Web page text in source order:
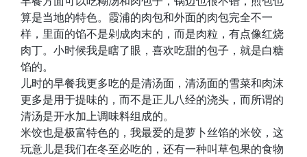
算是当地的特色。霞浦的肉包和外面的肉包完全不一
样，里面的馅不是剁成肉末的，而是肉粒，有点像红烧
肉丁。小时候我是瞎了眼，喜欢吃甜的包子，就是白糖
馅的。
儿时的早餐我更多吃的是清汤面，清汤面的雪菜和肉沫
更多是用于提味的，而不是正儿八经的浇头，而所谓的
清汤是开水加上调味料组成的。
米饺也是极富特色的，我最爱的是萝卜丝馅的米饺，这
玩意儿是我们在冬至必吃的，还有一种叫草包果的食物